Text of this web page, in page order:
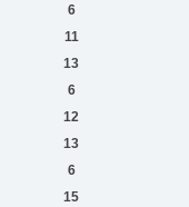
6
11
13
6
12
13
6
15